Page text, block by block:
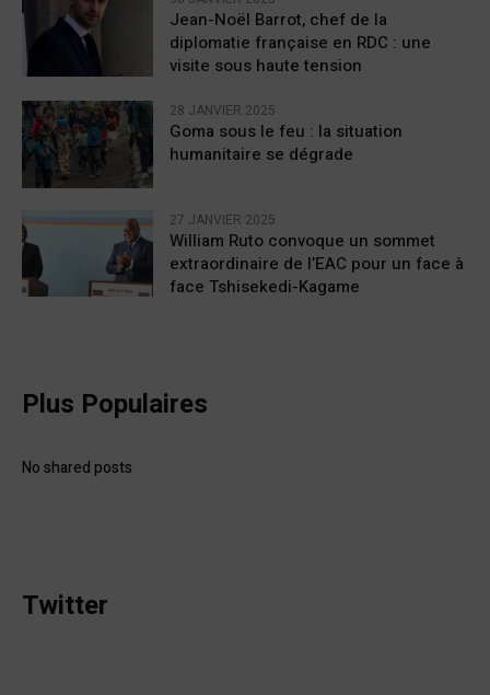
Jean-Noël Barrot, chef de la
diplomatie française en RDC : une
visite sous haute tension
28 JANVIER 2025
Goma sous le feu : la situation
humanitaire se dégrade
27 JANVIER 2025
William Ruto convoque un sommet
extraordinaire de l’EAC pour un face à
face Tshisekedi-Kagame
Plus Populaires
No shared posts
Twitter